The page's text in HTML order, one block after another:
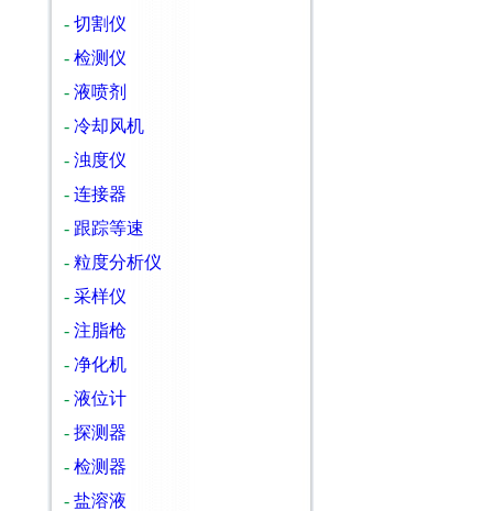
- 切割仪
- 检测仪
- 液喷剂
- 冷却风机
- 浊度仪
- 连接器
- 跟踪等速
- 粒度分析仪
- 采样仪
- 注脂枪
- 净化机
- 液位计
- 探测器
- 检测器
- 盐溶液